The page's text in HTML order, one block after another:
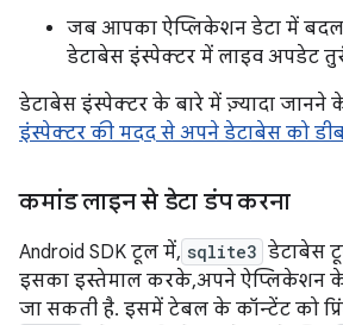
जब आपका ऐप्लिकेशन डेटा में
डेटाबेस इंस्पेक्टर में लाइव अपडेट
डेटाबेस इंस्पेक्टर के बारे में ज़्यादा जानने
इंस्पेक्टर की मदद से अपने डेटाबेस को
कमांड लाइन से डेटा डंप करना
Android SDK टूल में, sqlite3 डेटाबेस
इसका इस्तेमाल करके, अपने ऐप्लिकेशन
जा सकती है. इसमें टेबल के कॉन्टेंट को